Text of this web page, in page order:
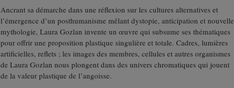
Ancrant sa démarche dans une réflexion sur les cultures alternatives et
l’émergence d’un posthumanisme mêlant dystopie, anticipation et nouvelle
mythologie, Laura Gozlan invente un œuvre qui subsume ses thématiques
pour offrir une proposition plastique singulière et totale. Cadres, lumières
artificielles, reflets ; les images des membres, cellules et autres organismes
de Laura Gozlan nous plongent dans des univers chromatiques qui jouent
de la valeur plastique de l’angoisse.